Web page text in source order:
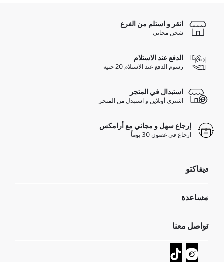
انقر و استلم من الفرع
شحن مجاني
الدفع عند الاستلام
رسوم الدفع عند الاستلام 20 جنيه
استبدال في المتجر
اشتري أونلاين و استبدل من المتجر
إرجاع سهل و مجاني مع أرامكس
ارجاع في غضون 30 يوماً
ديفاكتو
تعرف علينا
GIFT CLUB
مساعدة
عمليات الارجاع و الاستبدال السهلة
تتبع الشحنة
كيف يمكنك التسوق في ديفاكتو ؟
تواصل معنا
نموذج الاتصال
خدمة العملاء